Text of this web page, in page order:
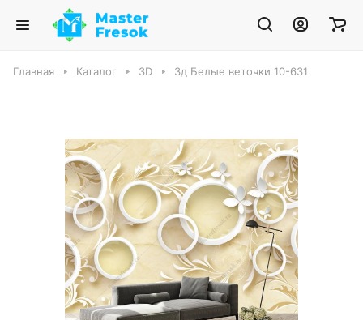
Главная Каталог 3D 3д Белые веточки 10-631